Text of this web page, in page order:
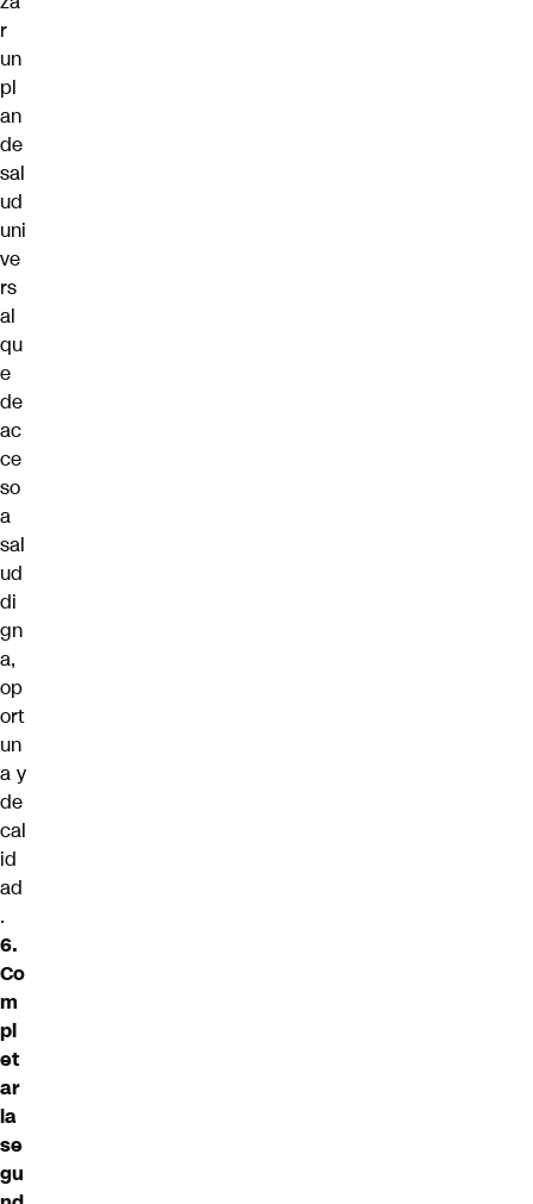
r
un
pl
an
de
sal
ud
uni
ve
rs
al
qu
e
de
ac
ce
so
a
sal
ud
di
gn
a,
op
ort
un
a y
de
cal
id
ad
.
6.
Co
m
pl
et
ar
la
se
gu